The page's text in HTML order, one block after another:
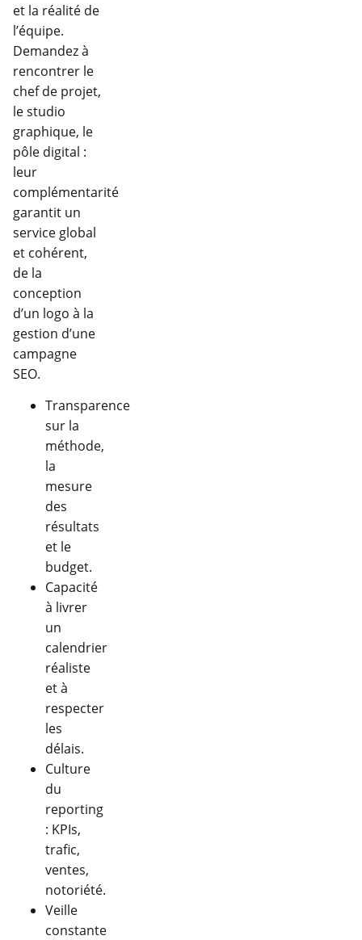
et la réalité de
l’équipe.
Demandez à
rencontrer le
chef de projet,
le studio
graphique, le
pôle digital :
leur
complémentarité
garantit un
service global
et cohérent,
de la
conception
d’un logo à la
gestion d’une
campagne
SEO.
Transparence
sur la
méthode,
la
mesure
des
résultats
et le
budget.
Capacité
à livrer
un
calendrier
réaliste
et à
respecter
les
délais.
Culture
du
reporting
: KPIs,
trafic,
ventes,
notoriété.
Veille
constante